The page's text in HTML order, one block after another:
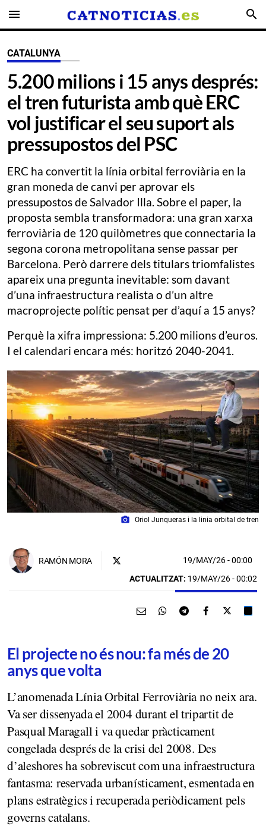
menu search
CATALUNYA
5.200 milions i 15 anys després:
el tren futurista amb què ERC
vol justificar el seu suport als
pressupostos del PSC
ERC ha convertit la línia orbital ferroviària en la
gran moneda de canvi per aprovar els
pressupostos de Salvador Illa. Sobre el paper, la
proposta sembla transformadora: una gran xarxa
ferroviària de 120 quilòmetres que connectaria la
segona corona metropolitana sense passar per
Barcelona. Però darrere dels titulars triomfalistes
apareix una pregunta inevitable: som davant
d’una infraestructura realista o d’un altre
macroprojecte polític pensat per d’aquí a 15 anys?
Perquè la xifra impressiona: 5.200 milions d’euros.
I el calendari encara més: horitzó 2040-2041.
photo_camera Oriol Junqueras i la linia orbital de tren
RAMÓN MORA 19/MAY/26- 00:00
ACTUALITZAT: 19/MAY/26 - 00:02
El projecte no és nou: fa més de 20
anys que volta
L’anomenada Línia Orbital Ferroviària no neix ara.
Va ser dissenyada el 2004 durant el tripartit de
Pasqual Maragall i va quedar pràcticament
congelada després de la crisi del 2008. Des
d’aleshores ha sobreviscut com una infraestructura
fantasma: reservada urbanísticament, esmentada en
plans estratègics i recuperada periòdicament pels
governs catalans.